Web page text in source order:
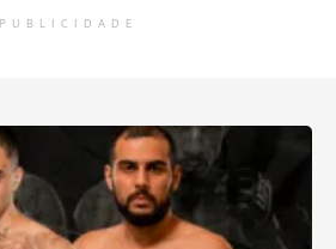
PUBLICIDADE